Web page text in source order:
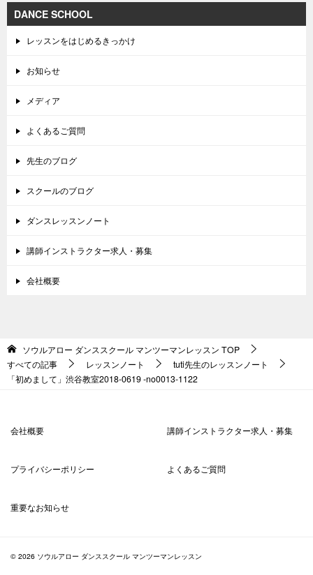
DANCE SCHOOL
レッスンをはじめるきっかけ
お知らせ
メディア
よくあるご質問
先生のブログ
スクールのブログ
ダンスレッスンノート
講師インストラクター求人・募集
会社概要
ソウルアロー ダンススクール マンツーマンレッスン TOP
すべての記事
レッスンノート
tuti先生のレッスンノート
「初めまして」渋谷教室2018-0619 -no0013-1122
会社概要 講師インストラクター求人・募集
プライバシーポリシー よくあるご質問
重要なお知らせ
© 2026 ソウルアロー ダンススクール マンツーマンレッスン